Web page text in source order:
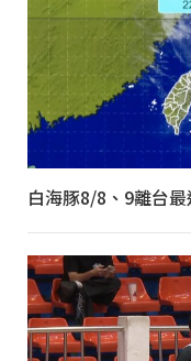
白海豚8/8、9離台